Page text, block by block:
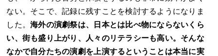
ない。そこで、記録に残すことを検討するようになりま
した。海外の演劇祭は、日本とは比べ物にならないくら
い、街も盛り上がり、人々のリテラシーも高い。そんな
なかで自分たちの演劇を上演するということは本当に実